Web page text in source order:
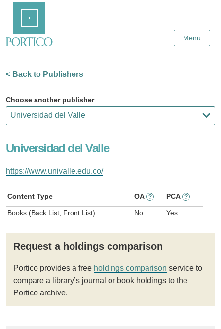
Content
Menu
< Back to Publishers
Choose another publisher
Universidad del Valle
https://www.univalle.edu.co/
Content Type OA ? PCA ?
Books (Back List, Front List) No Yes
Request a holdings comparison
Portico provides a free holdings comparison service to
compare a library’s journal or book holdings to the
Portico archive.